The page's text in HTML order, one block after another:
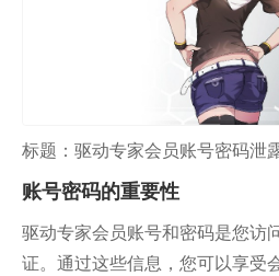
标题：驱动专家会员账号密码泄
账号密码的重要性
驱动专家会员账号和密码是您访
证。通过这些信息，您可以享受